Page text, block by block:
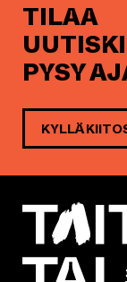
TILAA
PYSY
KYLLÄ